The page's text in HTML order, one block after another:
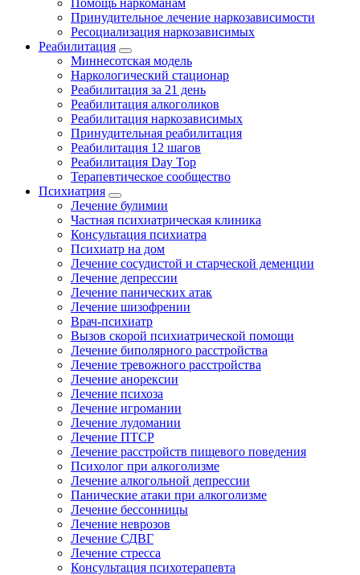
Помощь наркоманам
Принудительное лечение наркозависимости
Ресоциализация наркозависимых
Реабилитация
Миннесотская модель
Наркологический стационар
Реабилитация за 21 день
Реабилитация алкоголиков
Реабилитация наркозависимых
Принудительная реабилитация
Реабилитация 12 шагов
Реабилитация Day Top
Терапевтическое сообщество
Психиатрия
Лечение булимии
Частная психиатрическая клиника
Консультация психиатра
Психиатр на дом
Лечение сосудистой и старческой деменции
Лечение депрессии
Лечение панических атак
Лечение шизофрении
Врач-психиатр
Вызов скорой психиатрической помощи
Лечение биполярного расстройства
Лечение тревожного расстройства
Лечение анорексии
Лечение психоза
Лечение игромании
Лечение лудомании
Лечение ПТСР
Лечение расстройств пищевого поведения
Психолог при алкоголизме
Лечение алкогольной депрессии
Панические атаки при алкоголизме
Лечение бессонницы
Лечение неврозов
Лечение СДВГ
Лечение стресса
Консультация психотерапевта